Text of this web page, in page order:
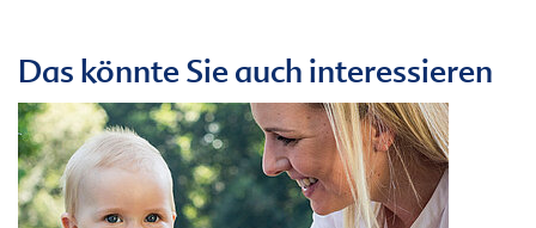
Das könnte Sie auch interessieren